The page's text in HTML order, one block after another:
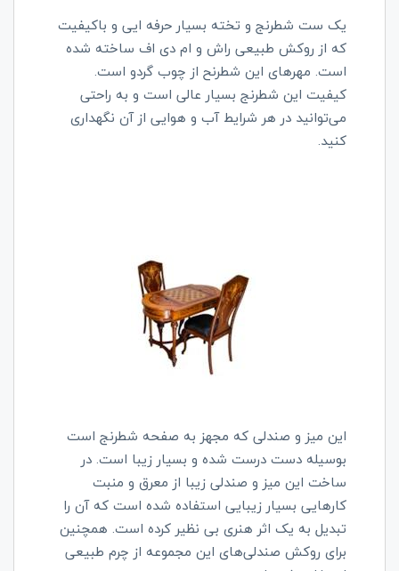
یک ست شطرنج و تخته بسیار حرفه ایی و باکیفیت
که از روکش طبیعی راش و ام دی اف ساخته شده
است. مهرهای این شطرنح از چوب گردو است.
کیفیت این شطرنج بسیار عالی است و به راحتی
می‌توانید در هر شرایط آب و هوایی از آن نگهداری
کنید.
این میز و صندلی که مجهز به صفحه شطرنج است
بوسیله دست درست شده و بسیار زیبا است. در
ساخت این میز و صندلی زیبا از معرق و منبت
کارهایی بسیار زیبایی استفاده شده است که آن را
تبدیل به یک اثر هنری بی نظیر کرده است. همچنین
برای روکش صندلی‌های این مجموعه از چرم طبیعی